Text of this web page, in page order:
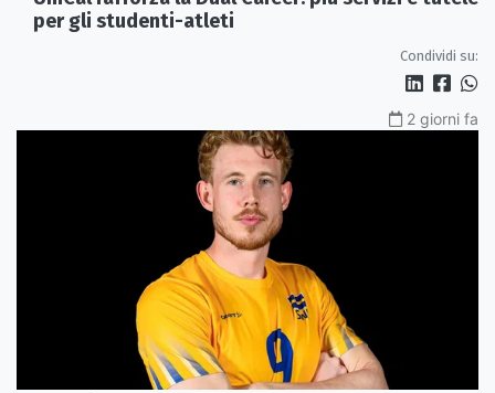
per gli studenti-atleti
Condividi su:
2 giorni fa